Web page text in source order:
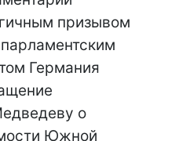
призывом
Германия
о
Южной